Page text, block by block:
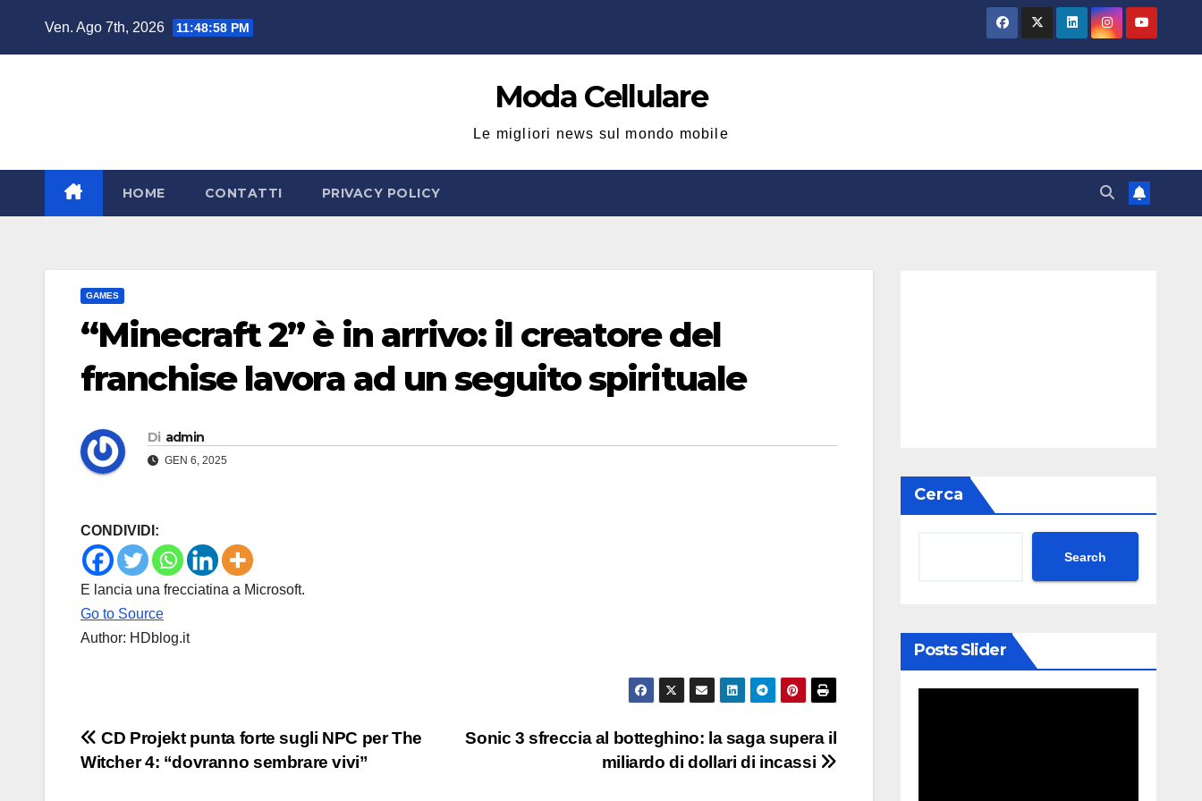
Ven. Ago 7th, 2026 11:48:58 PM
Moda Cellulare
Le migliori news sul mondo mobile
HOME CONTATTI PRIVACY POLICY
GAMES
“Minecraft 2” è in arrivo: il creatore del
franchise lavora ad un seguito spirituale
Di admin
GEN 6, 2025
CONDIVIDI:
E lancia una frecciatina a Microsoft.
Go to Source
Author: HDblog.it
Navigazione
Sonic 3 sfreccia al botteghino: la saga supera il
miliardo di dollari di incassi
CD Projekt punta forte sugli NPC per The
Witcher 4: “dovranno sembrare vivi”
Cerca
Search
Posts Slider